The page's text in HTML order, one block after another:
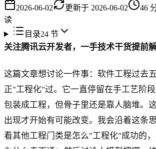
2026-06-02
更新于 2026-06-02 46
读
目录24节
关注腾讯云开发者，一手技术干货提前
这篇文章想讨论一件事：软件工程过去
正"工程化"过。它一直停留在手工艺阶
包装成工程，但骨子里还是靠人脑堆。
出现才开始有可能改变。我会沿着这条
看其他工程门类是怎么"工程化"成功的